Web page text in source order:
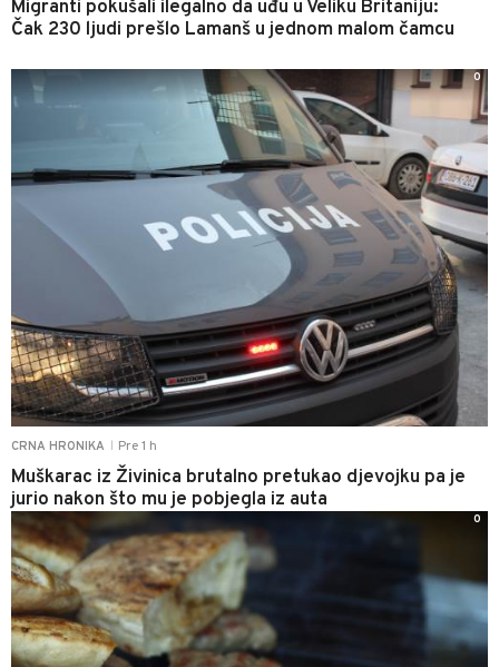
Migranti pokušali ilegalno da uđu u Veliku Britaniju:
Čak 230 ljudi prešlo Lamanš u jednom malom čamcu
CRNA HRONIKA Pre 1 h
Muškarac iz Živinica brutalno pretukao djevojku pa je
jurio nakon što mu je pobjegla iz auta
0
0